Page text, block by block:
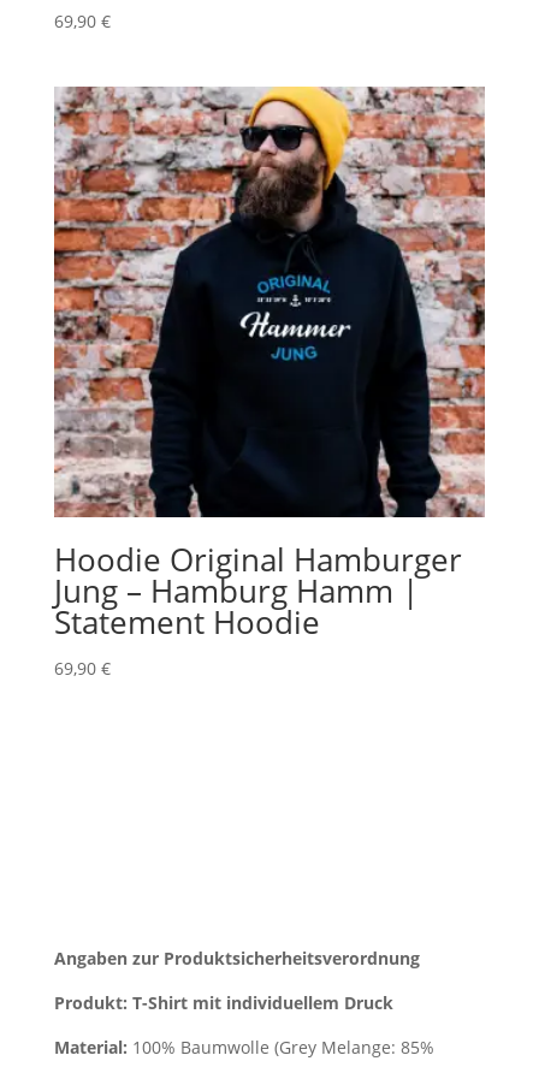
69,90 €
Hoodie Original Hamburger
Jung – Hamburg Hamm |
Statement Hoodie
69,90 €
Angaben zur Produktsicherheitsverordnung
Produkt: T-Shirt mit individuellem Druck
Material: 100% Baumwolle (Grey Melange: 85%